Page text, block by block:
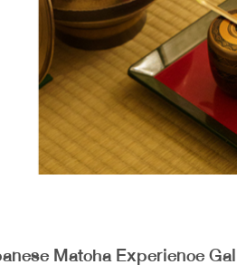
Matcha Experience